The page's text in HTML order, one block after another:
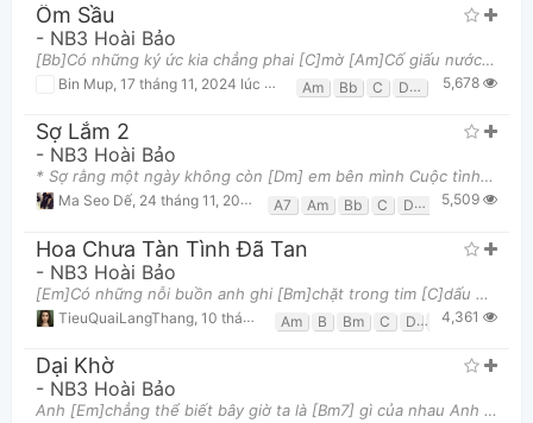
Ôm Sầu
- NB3 Hoài Bảo
[Bb]Có những ký ức kia chẳng phai [C]mờ [Am]Cố giấu nước mắt anh làm [Dm]ngơ [Bb]Phút cuối níu kéo
Bin Mup 17 tháng 11, 2024 lúc 05:24pm Am Bb C Dm F5,678
Sợ Lắm 2
- NB3 Hoài Bảo
* Sợ rằng một ngày không còn [Dm] em bên mình Cuộc tình tuyệt vời tan thành [Am] mây vô hình Còn
Ma Seo Dế, 24 tháng 11, 2020 lúc 03:20pm A7 Am Bb C Dm F Gm
5,509
Hoa Chưa Tàn Tình Đã Tan
- NB3 Hoài Bảo
[Em]Có những nỗi buồn anh ghi [Bm]chặt trong tim [C]dấu đã bao [D]lần anh tổn [G]thương [Em]Vỡ ta
TieuQuaiLangThang 10 tháng 11, 2020 lúc 09:48am Am B Bm C D Em G
4,361
Dại Khờ
- NB3 Hoài Bảo
Anh [Em]chẳng thể biết bây giờ ta là [Bm7] gì của nhau Anh [Am7] mắt nhung nhớ hôm nào [D] nay toà